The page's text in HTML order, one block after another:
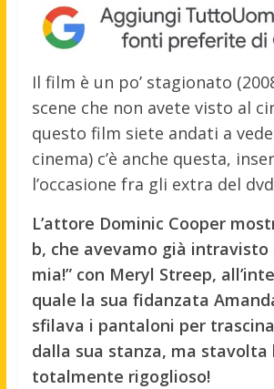
Il film è un po’ stagionato
scene che non avete visto al
questo film siete andati a
cinema) c’è anche questa,
l’occasione fra gli extra del
L’attore Dominic Cooper
b, che avevamo già intravisto
mia!” con Meryl Streep,
quale la sua fidanzata
sfilava i pantaloni per
dalla sua stanza, ma stavolta
totalmente rigoglioso!